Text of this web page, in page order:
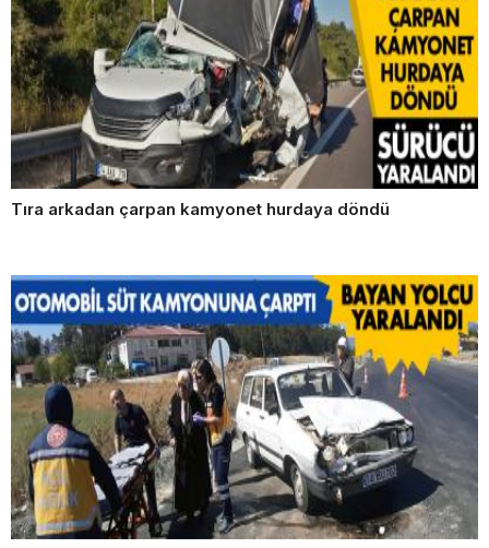
Tıra arkadan çarpan kamyonet hurdaya döndü